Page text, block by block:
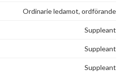
Ordinarie ledamot, ordförande
Suppleant
Suppleant
Suppleant